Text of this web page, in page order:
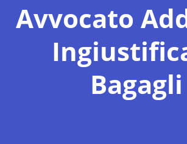
Avvocato
Bagagli